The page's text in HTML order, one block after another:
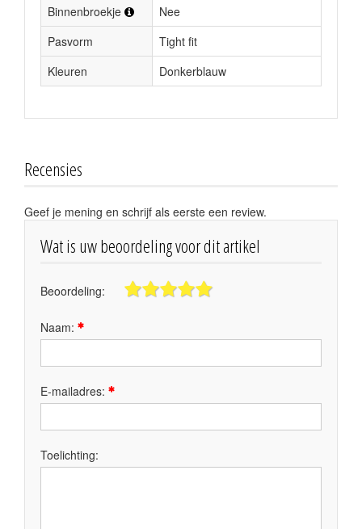
Binnenbroekje
Nee
Pasvorm
Tight fit
Kleuren
Donkerblauw
Recensies
Geef je mening en schrijf als eerste een review.
Wat is uw beoordeling voor dit artikel
Beoordeling:
Naam:
E-mailadres:
Toelichting: